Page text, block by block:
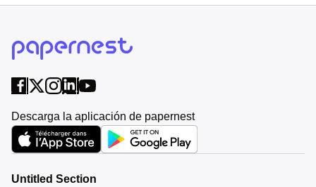
Descarga la aplicación de papernest
Untitled Section